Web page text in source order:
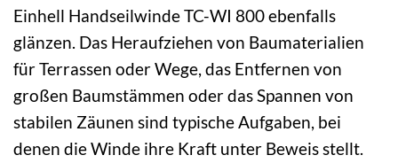
Einhell Handseilwinde TC-WI 800 ebenfalls
glänzen. Das Heraufziehen von Baumaterialien
für Terrassen oder Wege, das Entfernen von
großen Baumstämmen oder das Spannen von
stabilen Zäunen sind typische Aufgaben, bei
denen die Winde ihre Kraft unter Beweis stellt.